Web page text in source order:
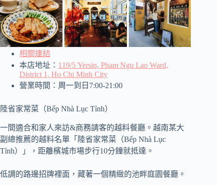
相關連結
本店地址： 119/5 Yersin, Pham Ngu Lao Ward,
District 1, Ho Chi Minh City
營業時間：周一到日7:00-21:00
陸省家常菜（Bếp Nhà Lục Tỉnh）
一間適合和家人來訪&商務請客的越料餐廳。越南某大
副總推薦的越料名單「陸省家常菜（Bếp Nhà Lục
Tỉnh）」，距離檳城市場步行10分鐘就抵達。
低調的路邊招牌裡面，藏著一個精緻的池畔庭園餐廳。